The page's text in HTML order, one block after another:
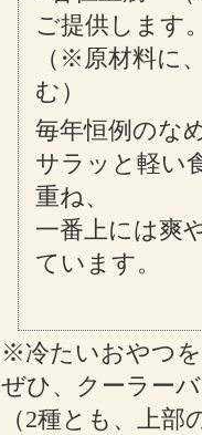
ご提供します
（※原材料に
む）
毎年恒例のな
サラッと軽い
重ね、
一番上には爽
ています。
※冷たいおやつ
ぜひ、クーラー
（2種とも、上